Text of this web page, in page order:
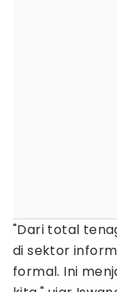
"Dari total
di sektor
formal. Ini